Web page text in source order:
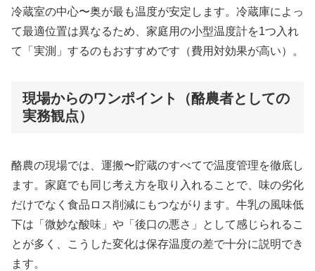
冷蔵室の中心〜奥が最も温度が安定します。冷蔵庫によっ
て最適位置は異なるため、家庭用の小型温度計を1つ入れ
て「実測」するのもおすすめです（費用対効果が高い）。
現場からのワンポイント（酪農者としての
実務観点）
酪農の現場では、運搬〜貯蔵のすべてで温度管理を徹底し
ます。家庭でも同じ考え方を取り入れることで、味の劣化
だけでなく食品ロス削減にもつながります。牛乳の風味低
下は「微妙な酸味」や「後口の悪さ」として感じられるこ
とが多く、こうした変化は保存温度の差で十分に説明でき
ます。